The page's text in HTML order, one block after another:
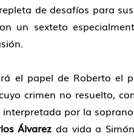
de desafíos para
un sexteto
el papel de Roberto el
crimen no resuelto,
por la soprano
Álvarez da vida a